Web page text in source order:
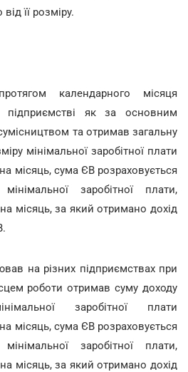
її розміру.
календарного місяця
як за основним
та отримав загальну
мінімальної заробітної плати
місяць, сума ЄВ розраховується
заробітної плати,
місяць, за який отримано дохід
на різних підприємствах при
роботи отримав суму доходу
заробітної плати
місяць, сума ЄВ розраховується
заробітної плати,
місяць, за який отримано дохід